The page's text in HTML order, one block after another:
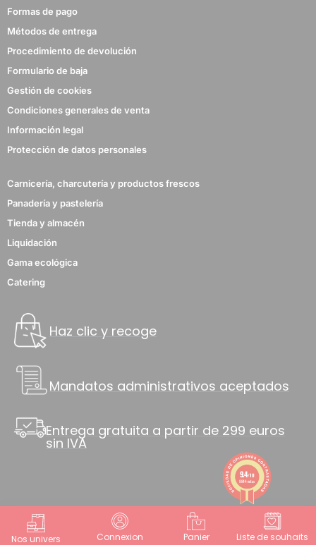
Nos univers Connexion Panier Liste de souhaits
Formas de pago
Métodos de entrega
Procedimiento de devolución
Formulario de baja
Gestión de cookies
Condiciones generales de venta
Información legal
Protección de datos personales
Carnicería, charcutería y productos frescos
Panadería y pastelería
Tienda y almacén
Liquidación
Gama ecológica
Catering
Haz clic y recoge
Mandatos administrativos aceptados
Entrega gratuita a partir de 299 euros
sin IVA
9.4/10
8844 notas